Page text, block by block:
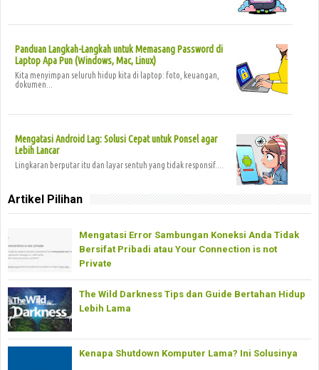
Panduan Langkah-Langkah untuk Memasang Password di
Laptop Apa Pun (Windows, Mac, Linux)
Kita menyimpan seluruh hidup kita di laptop: foto, keuangan,
dokumen...
Mengatasi Android Lag: Solusi Cepat untuk Ponsel agar
Lebih Lancar
Lingkaran berputar itu dan layar sentuh yang tidak responsif....
Artikel Pilihan
Mengatasi Error Sambungan Koneksi Anda Tidak
Bersifat Pribadi atau Your Connection is not
Private
The Wild Darkness Tips dan Guide Bertahan Hidup
Lebih Lama
Kenapa Shutdown Komputer Lama? Ini Solusinya